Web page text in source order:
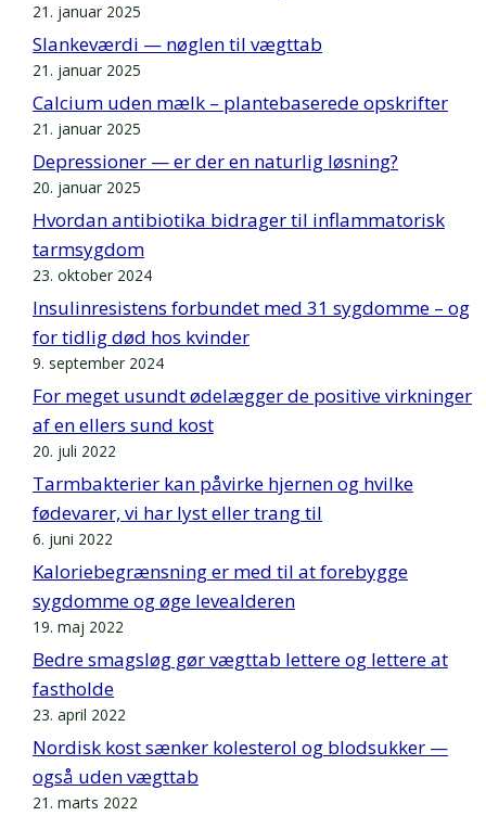
21. januar 2025
Slankeværdi — nøglen til vægttab
21. januar 2025
Calcium uden mælk – plantebaserede opskrifter
21. januar 2025
Depressioner — er der en naturlig løsning?
20. januar 2025
Hvordan antibiotika bidrager til inflammatorisk
tarmsygdom
23. oktober 2024
Insulinresistens forbundet med 31 sygdomme – og
for tidlig død hos kvinder
9. september 2024
For meget usundt ødelægger de positive virkninger
af en ellers sund kost
20. juli 2022
Tarmbakterier kan påvirke hjernen og hvilke
fødevarer, vi har lyst eller trang til
6. juni 2022
Kaloriebegrænsning er med til at forebygge
sygdomme og øge levealderen
19. maj 2022
Bedre smagsløg gør vægttab lettere og lettere at
fastholde
23. april 2022
Nordisk kost sænker kolesterol og blodsukker —
også uden vægttab
21. marts 2022